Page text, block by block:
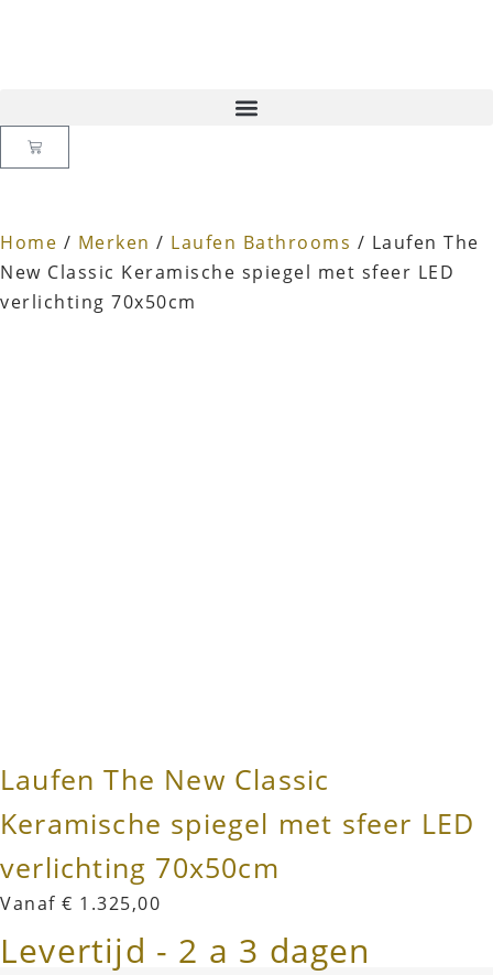
Home / Merken / Laufen Bathrooms / Laufen The
New Classic Keramische spiegel met sfeer LED
verlichting 70x50cm
Laufen The New Classic
Keramische spiegel met sfeer LED
verlichting 70x50cm
Vanaf € 1.325,00
Levertijd - 2 a 3 dagen